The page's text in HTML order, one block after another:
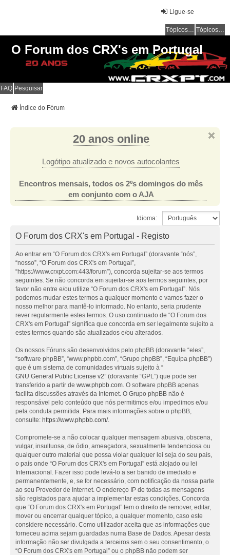
Ligue-se
Tópicos sem resposta Tópicos ativos
O Forum dos CRX's em Portugal
FAQ Pesquisar
Índice do Fórum
20 anos online
Logótipo atualizado e novos autocolantes
Encontros mensais, todos os 2ºs domingos do mês
em conjunto com o AJA
Idioma:
O Forum dos CRX's em Portugal - Registo
Ao entrar em “O Forum dos CRX's em Portugal” (doravante “nós”,
“nosso”, “O Forum dos CRX's em Portugal”,
“https://www.crxpt.com:443/forum”), concorda sujeitar-se aos termos
seguintes. Se não concorda em sujeitar-se aos termos seguintes, por
favor não entre e/ou utilize “O Forum dos CRX's em Portugal”. Nós
podemos mudar estes termos a qualquer momento e vamos fazer o
nosso melhor para mantê-lo informado. No entanto, seria prudente
rever regularmente estes termos. O uso continuado de “O Forum dos
CRX's em Portugal” significa que concorda em ser legalmente sujeito a
estes termos quando são atualizados e/ou alterados.
Os nossos Fóruns são desenvolvidos pelo phpBB (doravante “eles”,
“software phpBB”, “www.phpbb.com”, “Grupo phpBB”, “Equipa phpBB”)
que é um sistema de comunidades virtuais sujeito à “
GNU General Public License v2” (doravante “GPL”) que pode ser
transferido a partir de www.phpbb.com. O software phpBB apenas
facilita discussões através da Internet. O Grupo phpBB não é
responsável pelo conteúdo que nós permitimos e/ou impedimos e/ou
pela conduta permitida. Para mais informações sobre o phpBB,
consulte: https://www.phpbb.com/.
Compromete-se a não colocar qualquer mensagem abusiva, obscena,
vulgar, insultuosa, de ódio, ameaçadora, sexualmente tendenciosa ou
qualquer outro material que possa violar qualquer lei seja do seu país,
o país onde “O Forum dos CRX's em Portugal” está alojado ou lei
Internacional. Fazer isso pode levá-lo a ser banido de imediato e
permanentemente, e, se for necessário, com notificação da nossa parte
ao seu Provedor de Internet. O endereço IP de todas as mensagens
são registados para ajudar a implementar estas condições. Concorda
que “O Forum dos CRX's em Portugal” tem o direito de remover, editar,
mover ou encerrar qualquer tópico, a qualquer momento, caso este
considere necessário. Como utilizador aceita que as informações que
forneceu acima sejam guardadas numa Base de Dados. Apesar desta
informação não ser divulgada a terceiros sem o seu consentimento, o
“O Forum dos CRX's em Portugal” ou o phpBB não podem ser